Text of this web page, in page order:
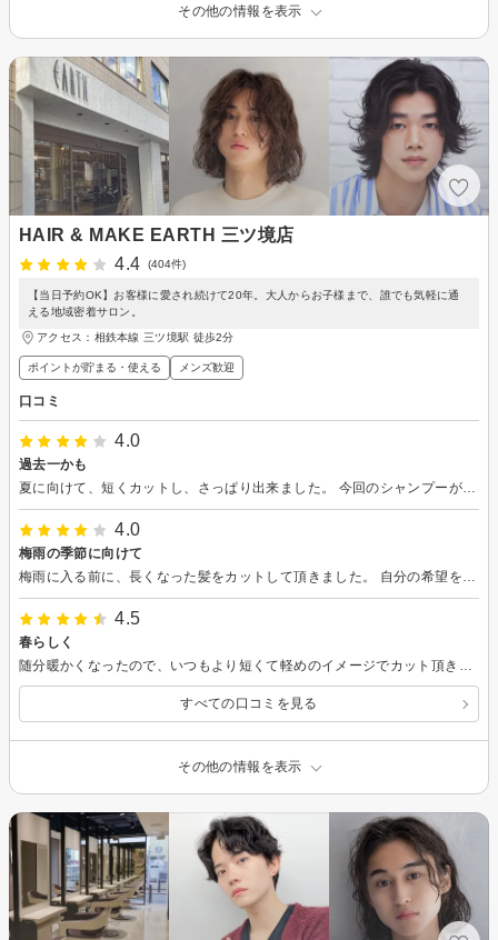
その他の情報を表示
HAIR & MAKE EARTH 三ツ境店
4.4
(404件)
【当日予約OK】お客様に愛され続けて20年。大人からお子様まで、誰でも気軽に通
える地域密着サロン。
アクセス：相鉄本線 三ツ境駅 徒歩2分
ポイントが貯まる・使える メンズ歓迎
口コミ
4.0
過去一かも
夏に向けて、短くカットし、さっぱり出来ました。 今回のシャンプーが過去一の気持ちよさでした。新しく入ったスタッフの方かな。シャンプーなのにヘッドスパされている様な気持ち良さ。凄いテクニックでした。 シャンプー後のマッサージも凄い良かったです。
4.0
梅雨の季節に向けて
梅雨に入る前に、長くなった髪をカットして頂きました。 自分の希望をお伝えし、時より状態確認しつつ、いい具合に仕上げて頂きました。
4.5
春らしく
随分暖かくなったので、いつもより短くて軽めのイメージでカット頂きました。 スッキリして気に入ってます。
すべての口コミを見る
その他の情報を表示